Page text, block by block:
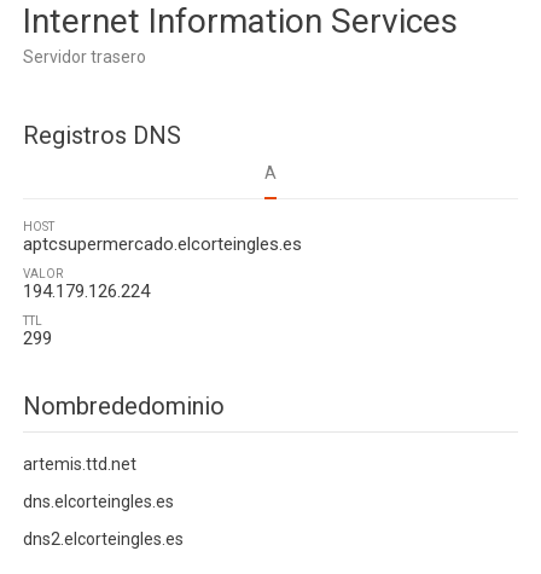
Internet Information Services
Servidor trasero
Registros DNS
A
HOST
aptcsupermercado.elcorteingles.es
VALOR
194.179.126.224
TTL
299
Nombrededominio
artemis.ttd.net
dns.elcorteingles.es
dns2.elcorteingles.es